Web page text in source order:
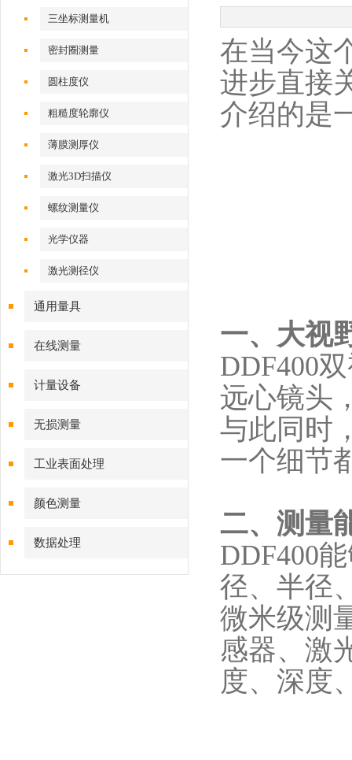
三坐标测量机
密封圈测量
圆柱度仪
粗糙度轮廓仪
薄膜测厚仪
激光3D扫描仪
螺纹测量仪
光学仪器
激光测径仪
通用量具
在线测量
计量设备
无损测量
工业表面处理
颜色测量
数据处理
在当今这
进步直接
介绍的是
一、大视
DDF400
远心镜头
与此同时
一个细节
二、测量
DDF400
径、半径
微米级测
感器、激
度、深度